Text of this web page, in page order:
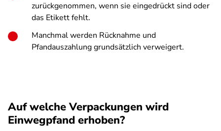
zurückgenommen, wenn sie eingedrückt sind oder
das Etikett fehlt.
Manchmal werden Rücknahme und
Pfandauszahlung grundsätzlich verweigert.
Auf welche Verpackungen wird
Einwegpfand erhoben?